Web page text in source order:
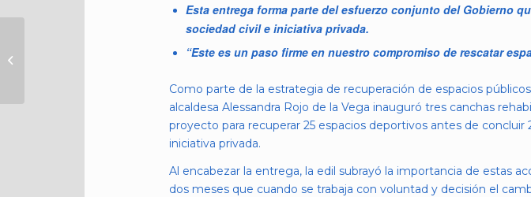
Esta entrega forma parte del esfuerzo conjunto del Gobierno
sociedad civil e iniciativa privada.
“Este es un paso firme en nuestro compromiso de rescatar
Como parte de la estrategia de recuperación de espacios
alcaldesa Alessandra Rojo de la Vega inauguró tres canchas
proyecto para recuperar 25 espacios deportivos antes de
iniciativa privada.
Al encabezar la entrega, la edil subrayó la importancia de estas
dos meses que cuando se trabaja con voluntad y decisión el